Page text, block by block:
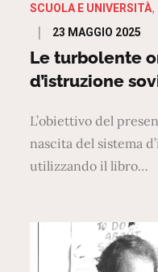
SCUOLA E UNIVERSITÀ
Posted
on
23 MAGGIO 2025
Le turbolente
d’istruzione
L’obiettivo del
nascita del sistema
utilizzando il libro…